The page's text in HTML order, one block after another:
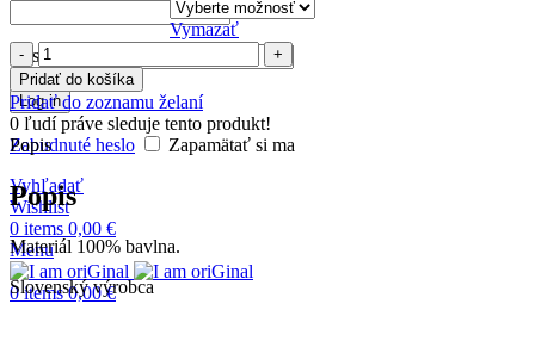
Heslo
Log in
Zabudnuté heslo
Zapamätať si ma
Vyhľadať
Wishlist
0 items 0,00 €
Menu
0items 0,00€
Vymazať
množstvo
Podbradník
pre
dieťa
s
lietadielkom
Pridať do košíka
Pridať do zoznamu želaní
0 ľudí práve sleduje tento produkt!
Popis
Popis
Materiál 100% bavlna.
Slovenský výrobca